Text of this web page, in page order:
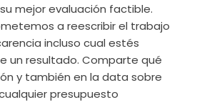
mejor evaluación factible.
a reescribir el trabajo
incluso cual estés
un resultado. Comparte qué
y también en la data sobre
presupuesto